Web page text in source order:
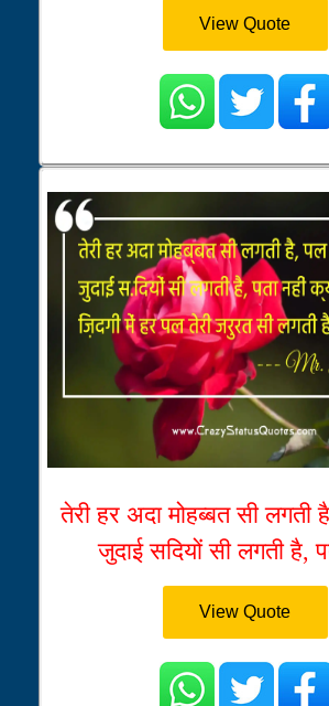
View Quote
तेरी हर अदा मोहब्बत सी
जुदाई सदियों सी लगती है,
View Quote